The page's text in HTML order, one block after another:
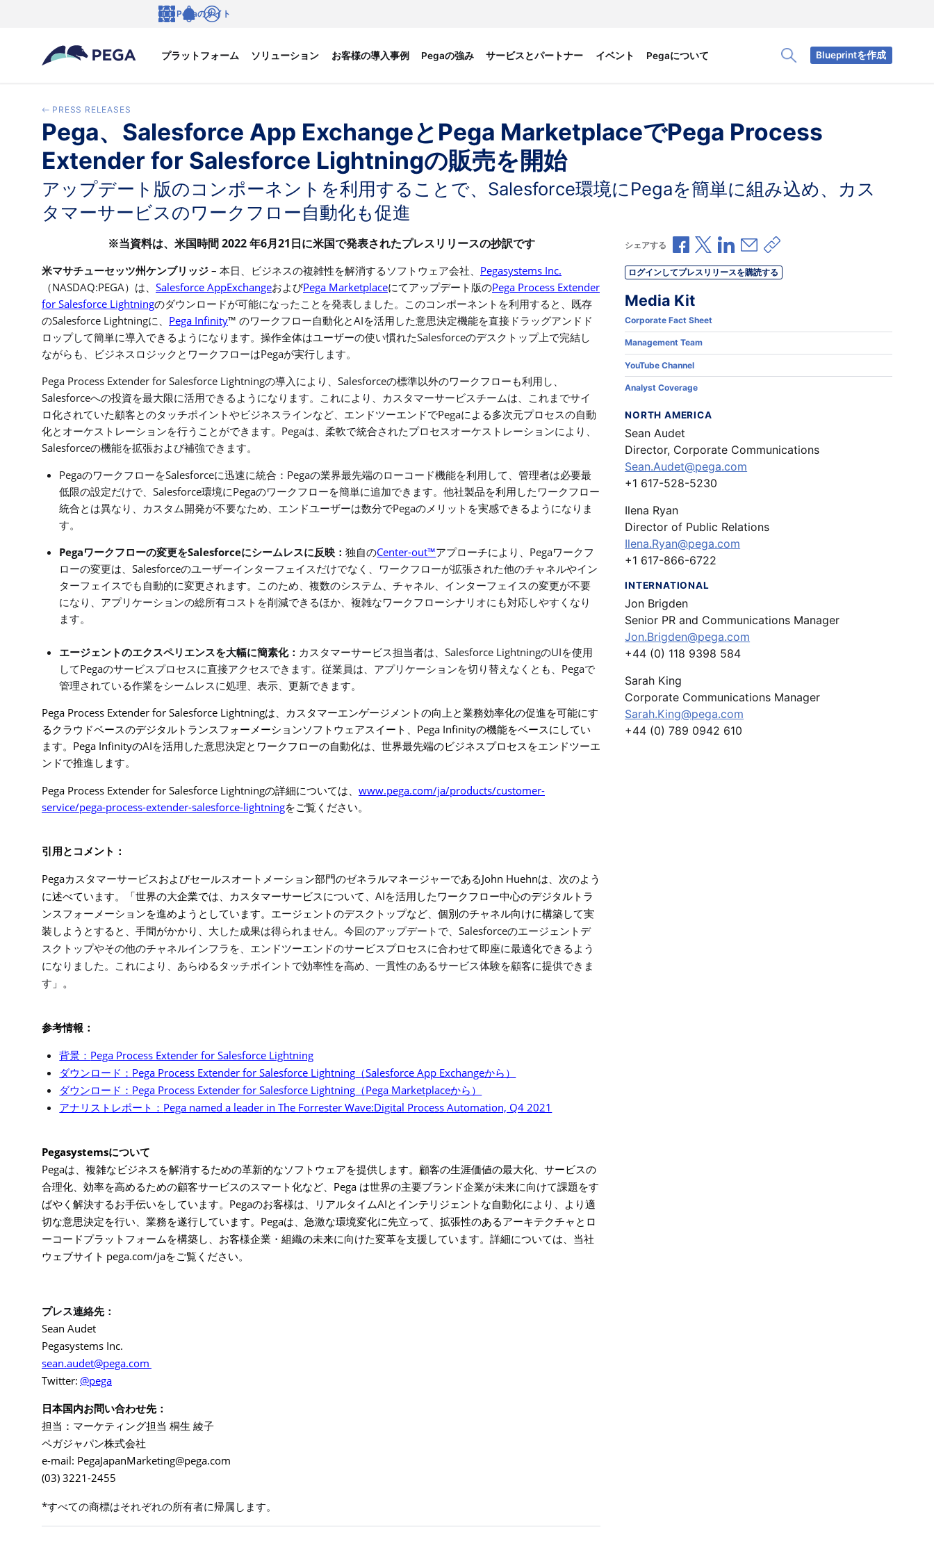
Toggle Search Panel
プラットフォーム ソリューション お客様の導入事例 Pegaの強み サービスとパートナー イベント Pegaについて
Pegaのサイト
Blueprintを作成
PRESS RELEASES
Pega、Salesforce App ExchangeとPega MarketplaceでPega Process
Extender for Salesforce Lightningの販売を開始
アップデート版のコンポーネントを利用することで、Salesforce環境にPegaを簡単に組み込め、カス
タマーサービスのワークフロー自動化も促進
※当資料は、米国時間2022 年6月 21 日に米国で発表されたプレスリリースの抄訳です
米マサチューセッツ州ケンブリッジ – 本日、ビジネスの複雑性を解消するソフトウェア会社、 Pegasystems Inc.
（NASDAQ:PEGA）は、 Salesforce AppExchangeおよびPega Marketplaceにてアップデート版のPega Process Extender
for Salesforce Lightningのダウンロードが可能になったことを発表しました。このコンポーネントを利用すると、既存
のSalesforce Lightningに、 Pega Infinity™ のワークフロー自動化とAIを活用した意思決定機能を直接ドラッグアンドド
ロップして簡単に導入できるようになります。操作全体はユーザーの使い慣れたSalesforceのデスクトップ上で完結し
ながらも、ビジネスロジックとワークフローはPegaが実行します。
Pega Process Extender for Salesforce Lightningの導入により、 Salesforceの標準以外のワークフローも利用し、
Salesforceへの投資を最大限に活用できるようになります。これにより、カスタマーサービスチームは、これまでサイ
ロ化されていた顧客とのタッチポイントやビジネスラインなど、エンドツーエンドでPegaによる多次元プロセスの自動
化とオーケストレーションを行うことができます。 Pegaは、柔軟で統合されたプロセスオーケストレーションにより、
Salesforceの機能を拡張および補強できます。
PegaのワークフローをSalesforceに迅速に統合： Pegaの業界最先端のローコード機能を利用して、管理者は必要最
低限の設定だけで、Salesforce環境にPegaのワークフローを簡単に追加できます。他社製品を利用したワークフロー
統合とは異なり、カスタム開発が不要なため、エンドユーザーは数分でPegaのメリットを実感できるようになりま
す。
Pegaワークフローの変更をSalesforceにシームレスに反映：独自のCenter-out™アプローチにより、 Pegaワークフ
ローの変更は、Salesforceのユーザーインターフェイスだけでなく、ワークフローが拡張された他のチャネルやイン
ターフェイスでも自動的に変更されます。このため、複数のシステム、チャネル、インターフェイスの変更が不要
になり、アプリケーションの総所有コストを削減できるほか、複雑なワークフローシナリオにも対応しやすくなり
ます。
エージェントのエクスペリエンスを大幅に簡素化： カスタマーサービス担当者は、Salesforce LightningのUIを使用
してPegaのサービスプロセスに直接アクセスできます。従業員は、アプリケーションを切り替えなくとも、 Pegaで
管理されている作業をシームレスに処理、表示、更新できます。
Pega Process Extender for Salesforce Lightningは、カスタマーエンゲージメントの向上と業務効率化の促進を可能にす
るクラウドベースのデジタルトランスフォーメーションソフトウェアスイート、 Pega Infinityの機能をベースにしてい
ます。 Pega InfinityのAIを活用した意思決定とワークフローの自動化は、世界最先端のビジネスプロセスをエンドツーエ
ンドで推進します。
Pega Process Extender for Salesforce Lightningの詳細については、 www.pega.com/ja/products/customer-
service/pega-process-extender-salesforce-lightningをご覧ください。
引用とコメント：
Pegaカスタマーサービスおよびセールスオートメーション部門のゼネラルマネージャーであるJohn Huehnは、次のよう
に述べています。「世界の大企業では、カスタマーサービスについて、 AIを活用したワークフロー中心のデジタルトラ
ンスフォーメーションを進めようとしています。エージェントのデスクトップなど、個別のチャネル向けに構築して実
装しようとすると、手間がかかり、 大した成果は得られません。今回のアップデートで、 Salesforceのエージェントデ
スクトップやその他のチャネルインフラを、エンドツーエンドのサービスプロセスに合わせて即座に最適化できるよう
になりました。これにより、あらゆるタッチポイントで効率性を高め、一貫性のあるサービス体験を顧客に提供できま
す 」 。
参考情報：
背景： Pega Process Extender for Salesforce Lightning
ダウンロード： Pega Process Extender for Salesforce Lightning （Salesforce App Exchangeから）
ダウンロード： Pega Process Extender for Salesforce Lightning （Pega Marketplaceから）
アナリストレポート： Pega named a leader in The Forrester Wave:Digital Process Automation, Q4 2021
Pegasystemsについて
Pegaは、複雑なビジネスを解消するための革新的なソフトウェアを提供します。顧客の生涯価値の最大化、サービスの
合理化、効率を高めるための顧客サービスのスマート化など、 Pega は世界の主要ブランド企業が未来に向けて課題をす
ばやく解決するお手伝いをしています。 Pegaのお客様は、リアルタイムAIとインテリジェントな自動化により、より適
切な意思決定を行い、業務を遂行しています。 Pegaは、急激な環境変化に先立って、拡張性のあるアーキテクチャとロ
ーコードプラットフォームを構築し、お客様企業・組織の未来に向けた変革を支援しています。詳細については、当社
ウェブサイト pega.com/jaをご覧ください。
プレス連絡先：
Sean Audet
Pegasystems Inc.
sean.audet@pega.com
Twitter: @pega
日本国内お問い合わせ先：
担当：マーケティング担当 桐生 綾子
ペガジャパン株式会社
e-mail: PegaJapanMarketing@pega.com
(03) 3221-2455
*すべての商標はそれぞれの所有者に帰属します。
シェアする Facebookで共有
Xで共有LinkedInで共有
メールで共有
共有リンクをコピー
ログインしてプレスリリースを購読する
Media Kit
Corporate Fact Sheet
Management Team
YouTube Channel
Analyst Coverage
NORTH AMERICA
Sean Audet
Director, Corporate Communications
Sean.Audet@pega.com
+1 617-528-5230
Ilena Ryan
Director of Public Relations
Ilena.Ryan@pega.com
+1 617-866-6722
INTERNATIONAL
Jon Brigden
Senior PR and Communications Manager
Jon.Brigden@pega.com
+44 (0) 118 9398 584
Sarah King
Corporate Communications Manager
Sarah.King@pega.com
+44 (0) 789 0942 610